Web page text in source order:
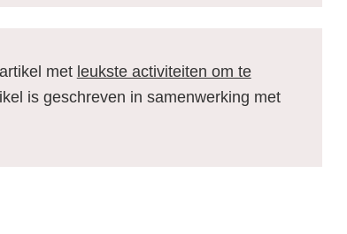
met leukste activiteiten om te
is geschreven in samenwerking met